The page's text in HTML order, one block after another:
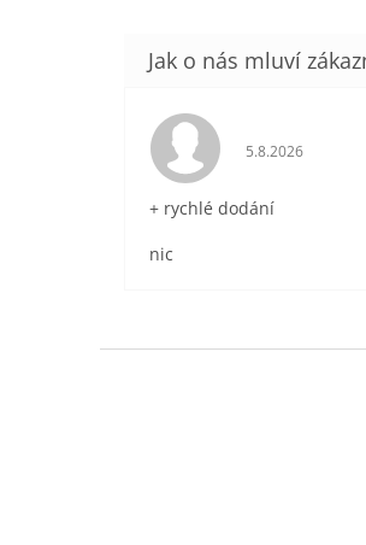
Hodnocení
5.8.2026
+ rychlé dodání
nic